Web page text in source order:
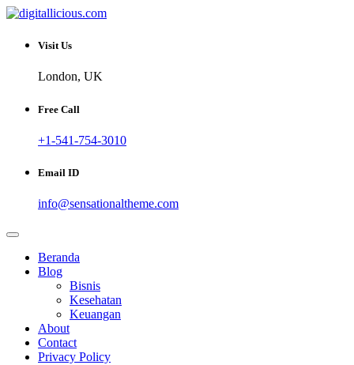
Skip
content
digitallicious.com
Sharing Digital Information
Visit Us
London, UK
Free Call
+1-541-754-3010
Email ID
info@sensationaltheme.com
Beranda
Blog
Bisnis
Kesehatan
Keuangan
About
Contact
Privacy Policy